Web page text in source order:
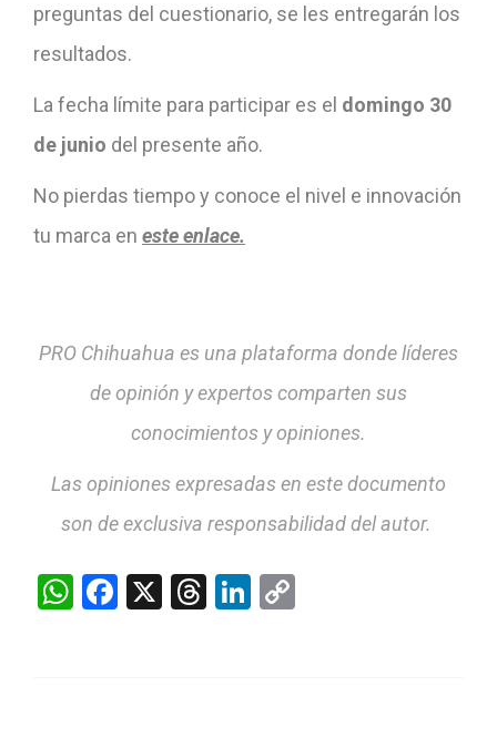
preguntas del cuestionario, se les entregarán los
resultados.
La fecha límite para participar es el domingo 30
de junio del presente año.
No pierdas tiempo y conoce el nivel e innovación
tu marca en este enlace.
PRO Chihuahua es una plataforma donde líderes
de opinión y expertos comparten sus
conocimientos y opiniones.
Las opiniones expresadas en este documento
son de exclusiva responsabilidad del autor.
WhatsApp
Facebook
X Threads
LinkedIn